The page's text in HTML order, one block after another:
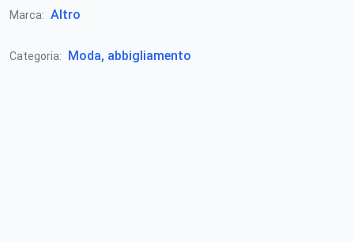
Marca: Altro
Categoria: Moda, abbigliamento